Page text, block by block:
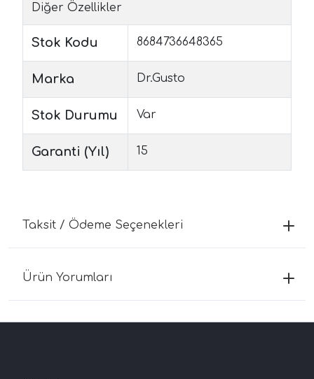
Diğer Özellikler
Stok Kodu 8684736648365
Marka Dr.Gusto
Stok Durumu Var
Garanti (Yıl) 15
Taksit / Ödeme Seçenekleri
Ürün Yorumları